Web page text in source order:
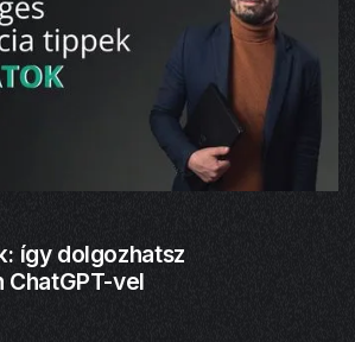
így dolgozhatsz
ChatGPT-vel